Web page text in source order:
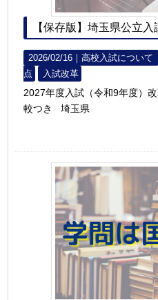
【保存版】埼玉県公立
2026/02/16｜高校入試について
点
入試改革
2027年度入試（令和9年度）
較つき 埼玉県